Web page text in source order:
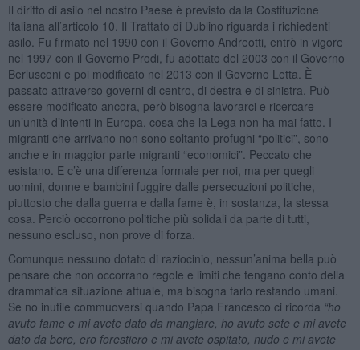
Il diritto di asilo nel nostro Paese è previsto dalla Costituzione
Italiana all’articolo 10. Il Trattato di Dublino riguarda i richiedenti
asilo. Fu firmato nel 1990 con il Governo Andreotti, entrò in vigore
nel 1997 con il Governo Prodi, fu adottato del 2003 con il Governo
Berlusconi e poi modificato nel 2013 con il Governo Letta. È
passato attraverso governi di centro, di destra e di sinistra. Può
essere modificato ancora, però bisogna lavorarci e ricercare
un’unità d’intenti in Europa, cosa che la Lega non ha mai fatto. I
migranti che arrivano non sono soltanto profughi “politici”, sono
anche e in maggior parte migranti “economici”. Peccato che
esistano. E c’è una differenza formale per noi, ma per quegli
uomini, donne e bambini fuggire dalle persecuzioni politiche,
piuttosto che dalla guerra e dalla fame è, in sostanza, la stessa
cosa. Perciò occorrono politiche più solidali da parte di tutti,
nessuno escluso, non prove di forza.
Comunque nessuno dotato di raziocinio, nessun’anima bella può
pensare che non occorrano regole e limiti che tengano conto della
drammatica situazione attuale, ma bisogna farlo restando umani.
Se no inutile commuoversi quando Papa Francesco ci ricorda “ho
avuto fame e mi avete dato da mangiare, ho avuto sete e mi avete
dato da bere, ero forestiero e mi avete ospitato, nudo e mi avete